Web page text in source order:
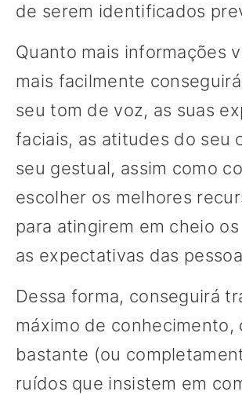
de serem identificados
Quanto mais informações
mais facilmente
seu tom de voz, as suas
faciais, as atitudes do seu
seu gestual, assim como
escolher os melhores
para atingirem em cheio
as expectativas das
Dessa forma, conseguirá
máximo de conhecimento,
bastante (ou
ruídos que insistem em